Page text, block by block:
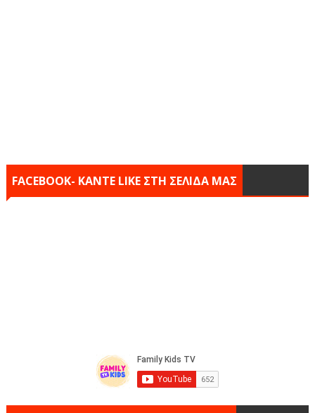
FACEBOOK- KANTE LIKE ΣΤΗ ΣΕΛΙΔΑ ΜΑΣ